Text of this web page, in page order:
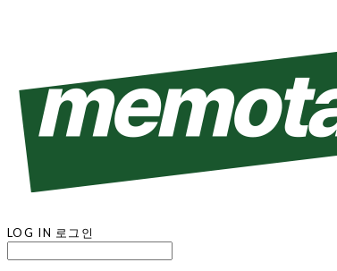
LOG IN 로그인